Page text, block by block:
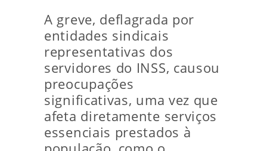
A greve, deflagrada por
entidades sindicais
representativas dos
servidores do INSS, causou
preocupações
significativas, uma vez que
afeta diretamente serviços
essenciais prestados à